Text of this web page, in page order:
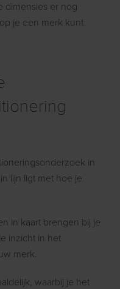
dimensies er nog
je een merk kunt
in
lijn ligt met hoe je
in kaart brengen bij je
inzicht in het
merk.
waarbij je het